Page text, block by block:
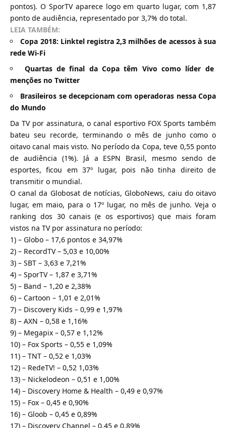
pontos). O SporTV aparece logo em quarto lugar, com 1,87
ponto de audiência, representado por 3,7% do total.
LEIA TAMBÉM:
Copa 2018: Linktel registra 2,3 milhões de acessos à sua
rede Wi-Fi
Quartas de final da Copa têm Vivo como líder de
menções no Twitter
Brasileiros se decepcionam com operadoras nessa Copa
do Mundo
Da TV por assinatura, o canal esportivo FOX Sports também
bateu seu recorde, terminando o mês de junho como o
oitavo canal mais visto. No período da Copa, teve 0,55 ponto
de audiência (1%). Já a ESPN Brasil, mesmo sendo de
esportes, ficou em 37º lugar, pois não tinha direito de
transmitir o mundial.
O canal da Globosat de notícias, GloboNews, caiu do oitavo
lugar, em maio, para o 17º lugar, no mês de junho. Veja o
ranking dos 30 canais (e os esportivos) que mais foram
vistos na TV por assinatura no período:
1) – Globo – 17,6 pontos e 34,97%
2) – RecordTV – 5,03 e 10,00%
3) – SBT – 3,63 e 7,21%
4) – SporTV – 1,87 e 3,71%
5) – Band – 1,20 e 2,38%
6) – Cartoon – 1,01 e 2,01%
7) – Discovery Kids – 0,99 e 1,97%
8) – AXN – 0,58 e 1,16%
9) – Megapix – 0,57 e 1,12%
10) – Fox Sports – 0,55 e 1,09%
11) – TNT – 0,52 e 1,03%
12) – RedeTV! – 0,52 1,03%
13) – Nickelodeon – 0,51 e 1,00%
14) – Discovery Home & Health – 0,49 e 0,97%
15) – Fox – 0,45 e 0,90%
16) – Gloob – 0,45 e 0,89%
17) – Discovery Channel – 0,45 e 0,89%